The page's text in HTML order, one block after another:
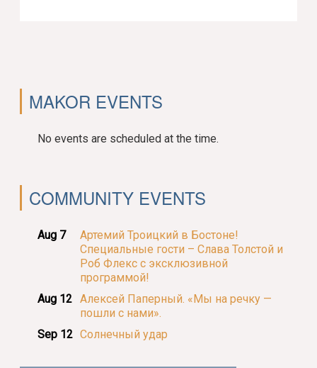
MAKOR EVENTS
No events are scheduled at the time.
COMMUNITY EVENTS
Aug 7
Артемий Троицкий в Бостоне!
Специальные гости – Слава Толстой и
Роб Флекс с эксклюзивной
программой!
Aug 12 Алексей Паперный. «Мы на речку —
пошли с нами».
Sep 12 Солнечный удар